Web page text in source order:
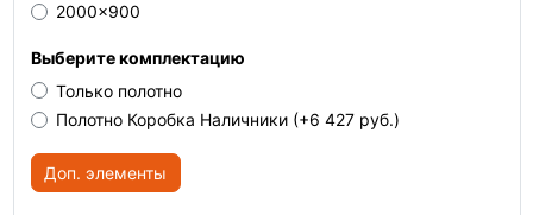
2000x900
Выберите комплектацию
Только полотно
Полотно Коробка Наличники (+6 427 руб.)
Доп. элементы